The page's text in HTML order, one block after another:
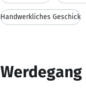
Handwerkliches Geschick
Werdegang